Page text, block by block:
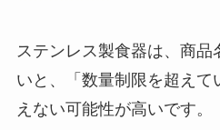
ステンレス製食器は、商品
いと、「数量制限を超えて
えない可能性が高いです。